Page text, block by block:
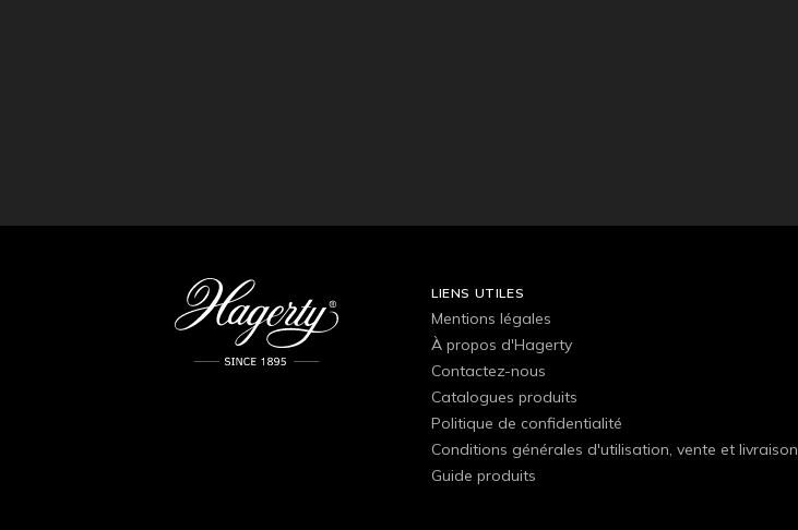
LIENS UTILES
Mentions légales
À propos d'Hagerty
Contactez-nous
Catalogues produits
Politique de confidentialité
Conditions générales d'utilisation, vente et livraison
Guide produits